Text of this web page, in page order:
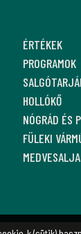
ÉRTÉKEK
PROGRAMOK
HOLLÓKŐ
NÓGRÁD ÉS
FÜLEKI
MEDVESALJA